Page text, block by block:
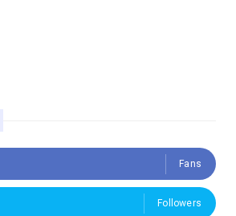
Fans
Followers